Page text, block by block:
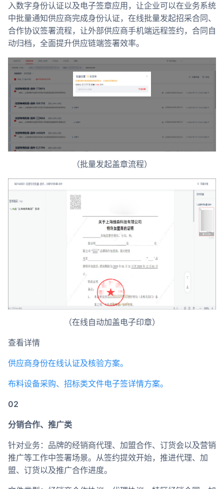
入数字身份认证以及电子签章应用，让企业可以在业务系统
中批量通知供应商完成身份认证，在线批量发起招采合同、
合作协议签署流程，让外部供应商手机端远程签约，合同自
动归档，全面提升供应链端签署效率。
（批量发起盖章流程）
（在线自动加盖电子印章）
查看详情
供应商身份在线认证及核验方案。
布料设备采购、招标类文件电子签详情方案。
02
分销合作、推广类
针对业务：品牌的经销商代理、加盟合作、订货会以及营销
推广等工作中签署场景。从签约提效开始，推进代理、加
盟、订货以及推广合作进度。